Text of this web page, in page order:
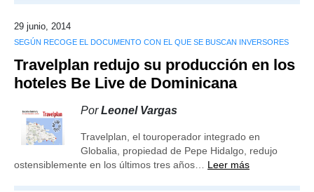
29 junio, 2014
SEGÚN RECOGE EL DOCUMENTO CON EL QUE SE BUSCAN INVERSORES
Travelplan redujo su producción en los
hoteles Be Live de Dominicana
PorLeonel Vargas
Travelplan, el touroperador integrado en
Globalia, propiedad de Pepe Hidalgo, redujo
ostensiblemente en los últimos tres años… Leer más